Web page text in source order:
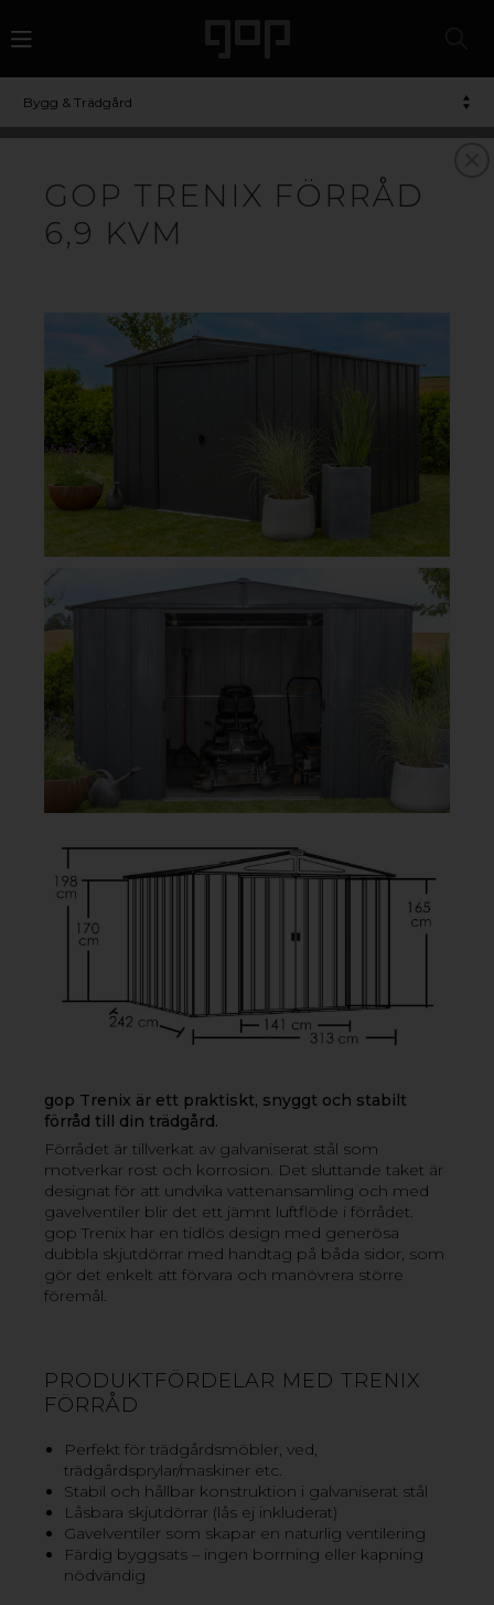
Bygg & Trädgård
GOP TRENIX FÖRRÅD
6,9 KVM
gop Trenix är ett praktiskt, snyggt och stabilt
förråd till din trädgård.
Förrådet är tillverkat av galvaniserat stål som
motverkar rost och korrosion. Det sluttande taket är
designat för att undvika vattenansamling och med
gavelventiler blir det ett jämnt luftflöde i förrådet.
gop Trenix har en tidlös design med generösa
dubbla skjutdörrar med handtag på båda sidor, som
gör det enkelt att förvara och manövrera större
föremål.
PRODUKTFÖRDELAR MED TRENIX
FÖRRÅD
Perfekt för trädgårdsmöbler, ved,
trädgårdsprylar/maskiner etc.
Stabil och hållbar konstruktion i galvaniserat stål
Låsbara skjutdörrar (lås ej inkluderat)
Gavelventiler som skapar en naturlig ventilering
Färdig byggsats – ingen borrning eller kapning
nödvändig
FÖRRÅD
Högkvalitativa och underhållsfria förråd med gott om
beslag för fästpunkter av hänglås. Förråden har
ventilation i gavlarna för att skapa luftflöde när förrådet
Utöver vårt sortiment av förråd så har vi även möjlighet
atterbjuda takplast
för dig som vill ha en öppen
HITTA ÅTERFÖRSÄLJARE HÄR
GOP TRENIX FÖRRÅD
smart och effektiv förvaring i din trädgård. Förrådet har
generösa dubbla skjutdörrar som går att låsa. Kommer
som färdig byggsats för enkel och smidig montering.
GOP TRENIX FÖRRÅD 8,5 KVM
GOP TRENIX FÖRRÅD 6,9 KVM
GOP TRENIX GOLVREGELSET 5-8,5 KVM